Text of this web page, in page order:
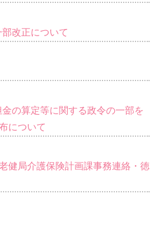
改正について
の算定等に関する政令の一部を
について
健局介護保険計画課事務連絡・徳